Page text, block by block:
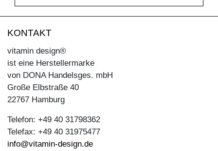
KONTAKT
vitamin design®
ist eine Herstellermarke
von DONA Handelsges. mbH
Große Elbstraße 40
22767 Hamburg
Telefon: +49 40 31798362
Telefax: +49 40 31975477
info@vitamin-design.de